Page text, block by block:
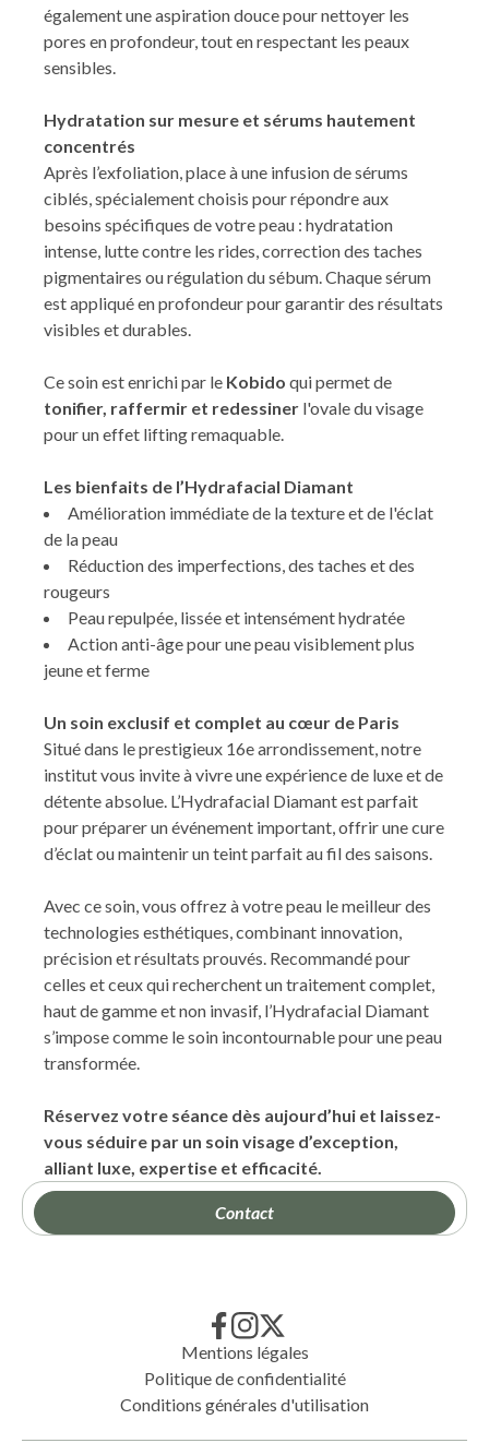
Contact
également une aspiration douce pour nettoyer les
pores en profondeur, tout en respectant les peaux
sensibles.
Hydratation sur mesure et sérums hautement
concentrés
Après l’exfoliation, place à une infusion de sérums
ciblés, spécialement choisis pour répondre aux
besoins spécifiques de votre peau : hydratation
intense, lutte contre les rides, correction des taches
pigmentaires ou régulation du sébum. Chaque sérum
est appliqué en profondeur pour garantir des résultats
visibles et durables.
Ce soin est enrichi par le Kobido qui permet de
tonifier, raffermir et redessiner l'ovale du visage
pour un effet lifting remaquable.
Les bienfaits de l’Hydrafacial Diamant
Amélioration immédiate de la texture et de l'éclat
de la peau
Réduction des imperfections, des taches et des
rougeurs
Peau repulpée, lissée et intensément hydratée
Action anti-âge pour une peau visiblement plus
jeune et ferme
Un soin exclusif et complet au cœur de Paris
Situé dans le prestigieux 16e arrondissement, notre
institut vous invite à vivre une expérience de luxe et de
détente absolue. L’Hydrafacial Diamant est parfait
pour préparer un événement important, offrir une cure
d’éclat ou maintenir un teint parfait au fil des saisons.
Avec ce soin, vous offrez à votre peau le meilleur des
technologies esthétiques, combinant innovation,
précision et résultats prouvés. Recommandé pour
celles et ceux qui recherchent un traitement complet,
haut de gamme et non invasif, l’Hydrafacial Diamant
s’impose comme le soin incontournable pour une peau
transformée.
Réservez votre séance dès aujourd’hui et laissez-
vous séduire par un soin visage d’exception,
alliant luxe, expertise et efficacité.
Mentions légales
Politique de confidentialité
Conditions générales d'utilisation